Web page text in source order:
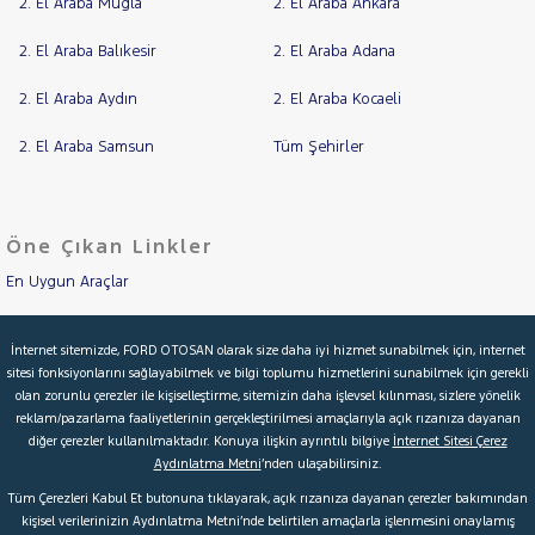
TRAKTÖR
VOLKSWAGEN
2. El Araba Muğla 2. El Araba Ankara
2. El Araba Balıkesir 2. El Araba Adana
2. El Araba Aydın 2. El Araba Kocaeli
2. El Araba Samsun Tüm Şehirler
Öne Çıkan Linkler
En Uygun Araçlar
İkinci El Garanti
Kampanyalar
Kredi Hesaplama & Başvuru
İnternet sitemizde, FORD OTOSAN olarak size daha iyi hizmet sunabilmek için, internet
sitesi fonksiyonlarını sağlayabilmek ve bilgi toplumu hizmetlerini sunabilmek için gerekli
olan zorunlu çerezler ile kişiselleştirme, sitemizin daha işlevsel kılınması, sizlere yönelik
reklam/pazarlama faaliyetlerinin gerçekleştirilmesi amaçlarıyla açık rızanıza dayanan
diğer çerezler kullanılmaktadır. Konuya ilişkin ayrıntılı bilgiye İnternet Sitesi Çerez
Aydınlatma Metni’nden ulaşabilirsiniz.
Tüm Çerezleri Kabul Et butonuna tıklayarak, açık rızanıza dayanan çerezler bakımından
kişisel verilerinizin Aydınlatma Metni’nde belirtilen amaçlarla işlenmesini onaylamış